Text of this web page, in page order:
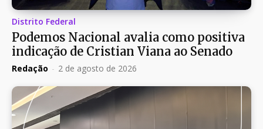
Distrito Federal
Podemos Nacional avalia como positiva
indicação de Cristian Viana ao Senado
Redação - 2 de agosto de 2026